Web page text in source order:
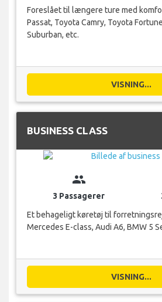
Foreslået til længere ture med
Passat, Toyota Camry, Toyota
Suburban, etc.
VISNING...
BUSINESS CLASS
group
3 Passagerer
Et behageligt køretøj til
Mercedes E-class, Audi A6, BMW 5
VISNING...